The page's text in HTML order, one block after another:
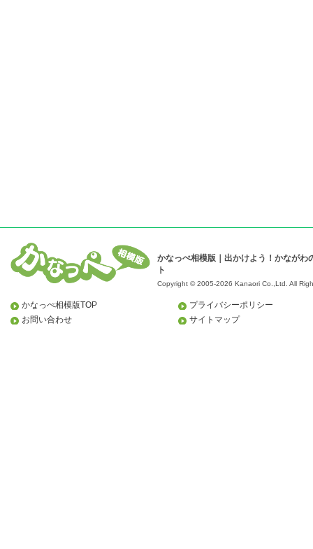
かなっぺ相模版｜出かけよう！かながわ
ト
Copyright © 2005-2026 Kanaori Co.,Ltd. All
かなっぺ相模版TOP
お問い合わせ
プライバシーポリシー
サイトマップ